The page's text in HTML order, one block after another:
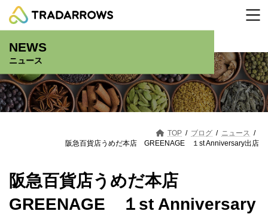
キ
ッ
プ
に
移
動
NEWS
ニュース
TOP ブログ
ニュース
阪急百貨店うめだ本店 GREENAGE １st Anniversary出店
阪急百貨店うめだ本店
GREENAGE １st Anniversary